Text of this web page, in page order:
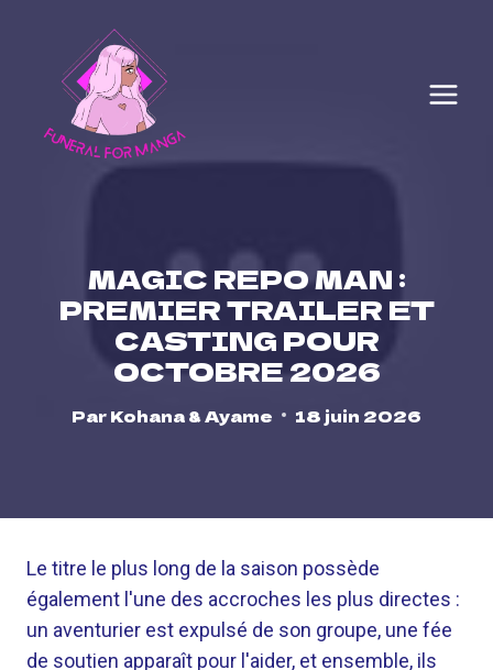
content
MAGIC REPO MAN :
PREMIER TRAILER ET
CASTING POUR
OCTOBRE 2026
ParKohana & Ayame 18 juin 2026
Le titre le plus long de la saison possède
également l'une des accroches les plus directes :
un aventurier est expulsé de son groupe, une fée
de soutien apparaît pour l'aider, et ensemble, ils